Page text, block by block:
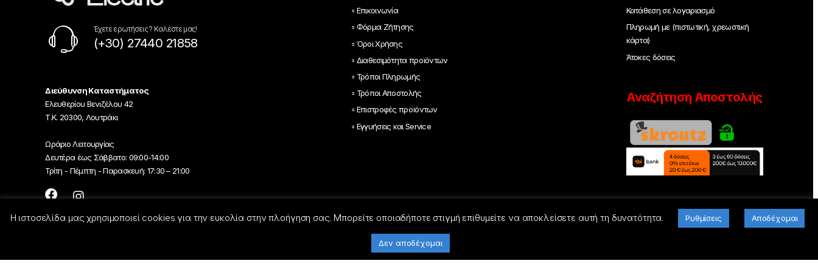
Έχετε ερωτήσεις ? Καλέστε μας!
(+30) 27440 21858
Διεύθυνση Καταστήματος
Ελευθερίου Βενιζέλου 42
Τ.Κ. 20300, Λουτράκι
Ωράριο Λειτουργίας
Δευτέρα έως Σάββατο: 09:00-14:00
Τρίτη - Πέμπτη - Παρασκευή: 17:30 – 21:00
▫ Επικοινωνία
▫ Φόρμα Ζήτησης
▫ Όροι Χρήσης
▫ Διαθεσιμότητα προϊόντων
▫ Τρόποι Πληρωμής
▫ Τρόποι Αποστολής
▫ Επιστροφές προϊόντων
▫ Εγγυήσεις και Service
Κατάθεση σε λογαριασμό
Πληρωμή με (πιστωτική, χρεωστική
κάρτα)
Άτοκες δόσεις
Αναζήτηση Αποστολής
Η ιστοσελίδα μας χρησιμοποιεί cookies για την ευκολία στην πλοήγηση σας. Μπορείτε οποιαδήποτε στιγμή επιθυμείτε να αποκλείσετε αυτή τη δυνατότητα. Ρυθμίσεις Αποδέχομαι
Δεν αποδέχομαι